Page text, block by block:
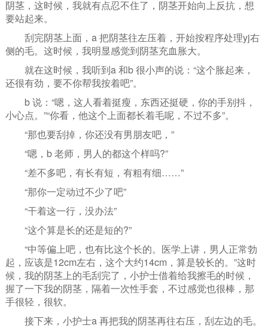
阴茎，这时候，我就有点忍不住了，阴茎开始向上反抗，想
要站起来。
刮完阴茎上面，a 把阴茎往左压着，开始按程序处理yj右
侧的毛。这时候，我明显感觉到阴茎充血胀大。
就在这时候，我听到a 和b 很小声的说：“这个胀起来，
还很有劲，要不你帮我按着吧”。
b 说：“嗯，这人看着挺瘦，东西还挺硬，你的手别抖，
小心点。”“你看，他这个上面都长着毛呢，不过不多”。
“那也要刮掉，你还没有男朋友吧，”
“嗯，b 老师，男人的都这个样吗?”
“差不多吧，有长有短，有粗有细……”
“那你一定动过不少了吧”
“干着这一行，没办法”
“这个算是长的还是短的?”
“中等偏上吧，也有比这个长的。医学上讲，男人正常勃
起，应该是12cm左右，这个大约14cm，算是较长的。”这时
候，我的阴茎上的毛刮完了，小护士借着给我擦毛的时候，
握了一下我的阴茎，隔着一次性手套，不过感觉也很棒，那
手很轻，很软。
接下来，小护士a 再把我的阴茎再往右压，刮左边的毛。